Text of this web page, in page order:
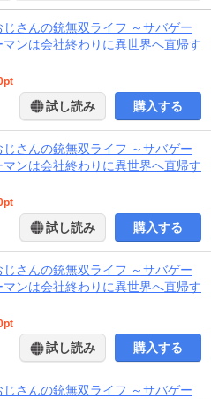
さんの銃無双ライフ ～サバゲー
ンは会社終わりに異世界へ直帰す
試し読み 購入する
さんの銃無双ライフ ～サバゲー
ンは会社終わりに異世界へ直帰す
試し読み 購入する
さんの銃無双ライフ ～サバゲー
ンは会社終わりに異世界へ直帰す
試し読み 購入する
さんの銃無双ライフ ～サバゲー